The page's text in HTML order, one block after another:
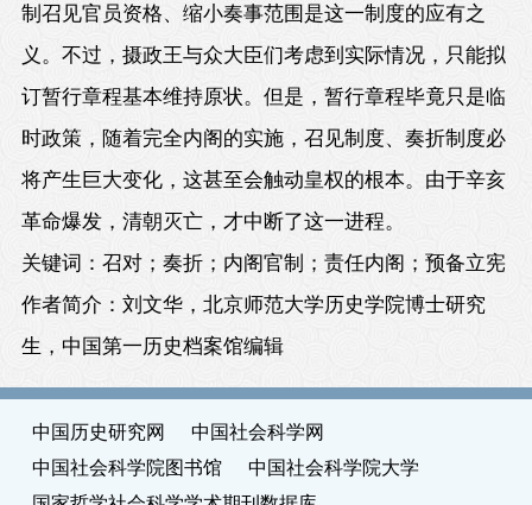
制召见官员资格、缩小奏事范围是这一制度的应有之
义。不过，摄政王与众大臣们考虑到实际情况，只能拟
订暂行章程基本维持原状。但是，暂行章程毕竟只是临
时政策，随着完全内阁的实施，召见制度、奏折制度必
将产生巨大变化，这甚至会触动皇权的根本。由于辛亥
革命爆发，清朝灭亡，才中断了这一进程。
关键词：召对；奏折；内阁官制；责任内阁；预备立宪
作者简介：刘文华，北京师范大学历史学院博士研究
生，中国第一历史档案馆编辑
中国历史研究网
中国社会科学网
中国社会科学院图书馆
中国社会科学院大学